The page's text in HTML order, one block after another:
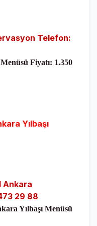
Telefon:
Fiyatı: 1.350
Yılbaşı
Ankara
29 88
Yılbaşı Menüsü